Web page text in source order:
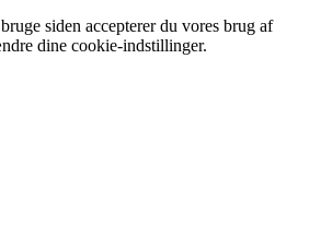
siden accepterer du vores brug af
dine cookie-indstillinger.